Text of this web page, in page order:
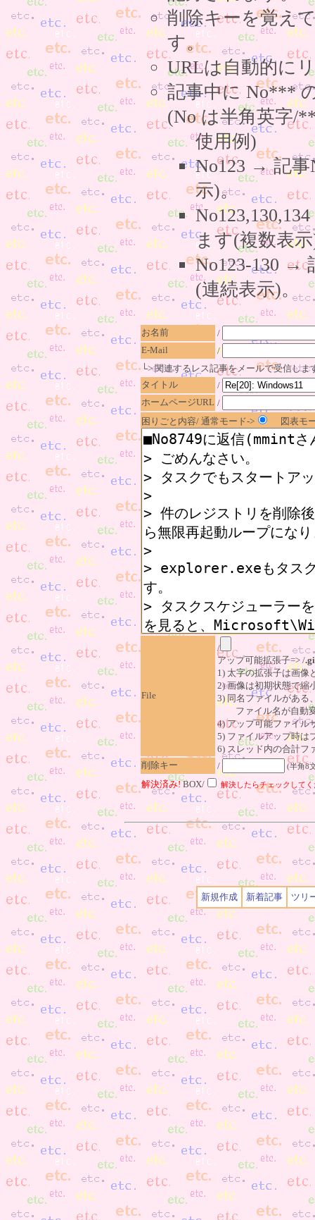
削除キーを覚え
す。
URLは自動的に
記事中に No***
(No は半角英字/
使用例)
No123 → 記事
示)。
ます(複数表
No123-130 →
(連続表示)。
お名前
/
E-Mail
/
└> 関連するレス記事をメールで受信しま
タイトル
/
ホームページURL /
困りごと内容/ 通常モード->
図表モ
File
/
アップ可能拡張子=> /
1) 太字の拡張子は画像
2) 画像は初期状態で縮
3) 同名ファイルがある
ファイル名が自動
4) アップ可能ファイル
5) ファイルアップ時は
6) スレッド内の合計
削除キー
/ (半角8
解決済み!BOX/ 解決したらチェックして
新規作成 新着記事 ツリ